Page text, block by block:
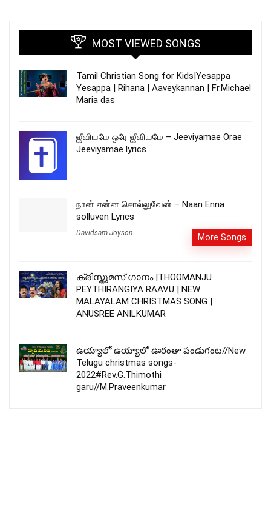
MOST VIEWED SONGS
Tamil Christian Song for Kids|Yesappa
Yesappa | Rihana | Aaveykannan | Fr.Michael
Maria das
ஜீவியமே ஒரே ஜீவியமே – Jeeviyamae Orae
Jeeviyamae lyrics
நான் என்ன சொல்லுவேன் – Naan Enna
solluven Lyrics
Davidsam Joyson More Songs
ക്രിസ്തുമസ് ഗാനം |THOOMANJU
PEYTHIRANGIYA RAAVU | NEW
MALAYALAM CHRISTMAS SONG |
ANUSREE ANILKUMAR
ఉయ్యాలో ఉయ్యాలో ఊరంతా పండుగంట//New
Telugu christmas songs-
2022#Rev.G.Thimothi
garu//M.Praveenkumar